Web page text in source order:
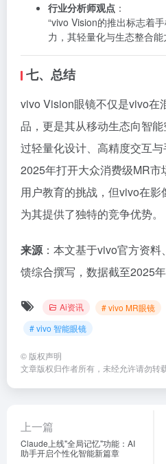
行业分析师观点 ：
“vivo Vision的推出标志着
力，其轻量化与生态整合
七、总结
vivo Vision眼镜不仅是vivo在
品，更是其从移动生态向智
过轻量化设计、高精度交互
2025年打开大众消费级MR
用户教育的挑战，但vivo在影
为其提供了独特的竞争优势。
来源：本文基于vivo官方资料
馈综合撰写，数据截至2025年
Ai资讯 # vivo MR眼镜
# vivo 智能眼镜
© 版权声明
文章版权归作者所有，未经允许请勿转载
上一篇
Claude上线"全局记忆"功能：AI
助手开启个性化智能新篇章